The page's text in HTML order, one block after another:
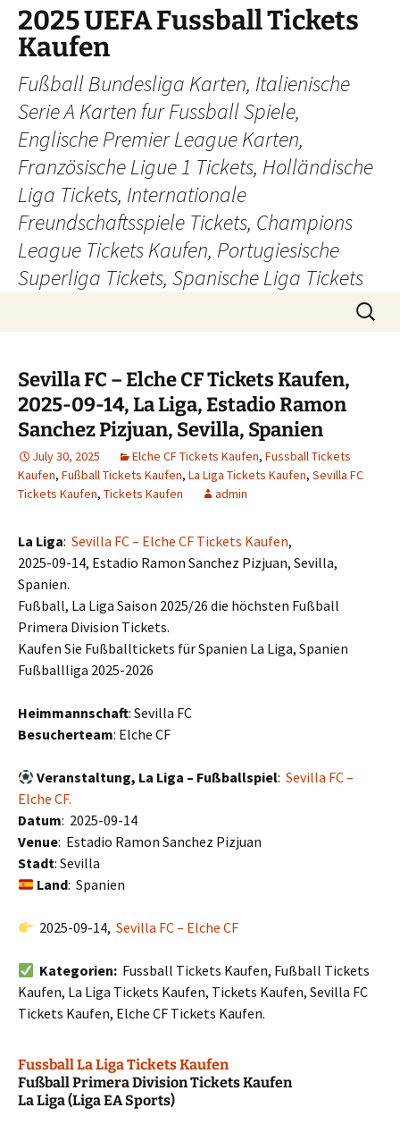
Skip
content
2025 UEFA Fussball Tickets
Kaufen
Fußball Bundesliga Karten, Italienische
Serie A Karten fur Fussball Spiele,
Englische Premier League Karten,
Französische Ligue 1 Tickets, Holländische
Liga Tickets, Internationale
Freundschaftsspiele Tickets, Champions
League Tickets Kaufen, Portugiesische
Superliga Tickets, Spanische Liga Tickets
Search
for:
Sevilla FC – Elche CF Tickets Kaufen,
2025-09-14, La Liga, Estadio Ramon
Sanchez Pizjuan, Sevilla, Spanien
July 30, 2025 Elche CF Tickets Kaufen, Fussball Tickets
Kaufen, Fußball Tickets Kaufen, La Liga Tickets Kaufen, Sevilla FC
Tickets Kaufen, Tickets Kaufen admin
La Liga: Sevilla FC – Elche CF Tickets Kaufen,
2025-09-14, Estadio Ramon Sanchez Pizjuan, Sevilla,
Spanien.
Fußball, La Liga Saison 2025/26 die höchsten Fußball
Primera Division Tickets.
Kaufen Sie Fußballtickets für Spanien La Liga, Spanien
Fußballliga 2025-2026
Heimmannschaft: Sevilla FC
Besucherteam: Elche CF
Veranstaltung, La Liga – Fußballspiel:Sevilla FC –
Elche CF.
Datum: 2025-09-14
Venue: Estadio Ramon Sanchez Pizjuan
Stadt: Sevilla
Land: Spanien
2025-09-14,Sevilla FC – Elche CF
Kategorien: Fussball Tickets Kaufen, Fußball Tickets
Kaufen, La Liga Tickets Kaufen, Tickets Kaufen, Sevilla FC
Tickets Kaufen, Elche CF Tickets Kaufen.
Fussball La Liga Tickets Kaufen
Fußball Primera Division Tickets Kaufen
La Liga (Liga EA Sports)